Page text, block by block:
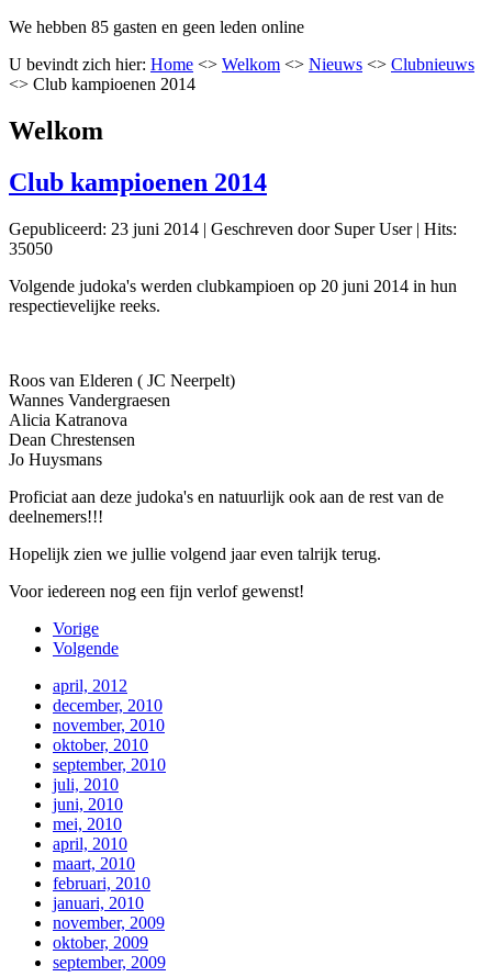
We hebben 85 gasten en geen leden online
U bevindt zich hier: Home <> Welkom <> Nieuws <> Clubnieuws
<> Club kampioenen 2014
Welkom
Club kampioenen 2014
Gepubliceerd: 23 juni 2014 | Geschreven door Super User| Hits:
35050
Volgende judoka's werden clubkampioen op 20 juni 2014 in hun
respectievelijke reeks.
Roos van Elderen ( JC Neerpelt)
Wannes Vandergraesen
Alicia Katranova
Dean Chrestensen
Jo Huysmans
Proficiat aan deze judoka's en natuurlijk ook aan de rest van de
deelnemers!!!
Hopelijk zien we jullie volgend jaar even talrijk terug.
Voor iedereen nog een fijn verlof gewenst!
Vorige
Volgende
april, 2012
december, 2010
november, 2010
oktober, 2010
september, 2010
juli, 2010
juni, 2010
mei, 2010
april, 2010
maart, 2010
februari, 2010
januari, 2010
november, 2009
oktober, 2009
september, 2009